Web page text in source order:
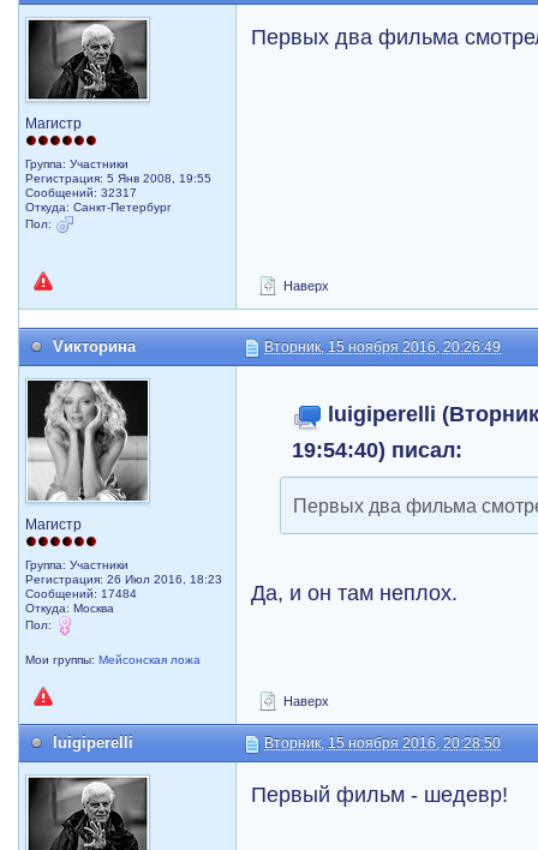
Магистр
Группа: Участники
Регистрация: 5 Янв 2008, 19:55
Сообщений: 32317
Откуда: Санкт-Петербург
Пол:
Первых два фильма
Наверх
Vикторина Вторник, 15 ноября 2016, 20:26:49
Магистр
Группа: Участники
Регистрация: 26 Июл 2016, 18:23
Сообщений: 17484
Откуда: Москва
Пол:
Мои группы:Мейсонская ложа
luigiperelli
19:54:40) писал:
Первых два фильма
Да, и он там неплох.
Наверх
luigiperelli Вторник, 15 ноября 2016, 20:28:50
Первый фильм - шедевр!